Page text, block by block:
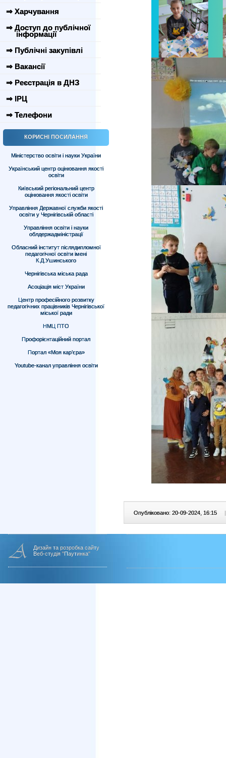
⇒ Харчування
⇒ Доступ до публічної
інформації
⇒ Публічні закупівлі
⇒ Вакансії
⇒ Реєстрація в ДНЗ
⇒ ІРЦ
⇒ Телефони
КОРИСНІ ПОСИЛАННЯ
Міністерство освіти і науки України
Український центр оцінювання якості
освіти
Київський регіональний центр
оцінювання якості освіти
Управління Державної служби якості
освіти у Чернігівській області
Управління освіти і науки
облдержадміністрації
Обласний інститут післядипломної
педагогічної освіти імені
К.Д.Ушинського
Чернігівська міська рада
Асоціація міст України
Центр професійного розвитку
педагогічних працівників Чернігівської
міської ради
НМЦ ПТО
Профорієнтаційний портал
Портал «Моя кар’єра»
Youtube-канал управління освіти
Опубліковано: 20-09-2024, 16:15 |
Дизайн та розробка сайту
Веб-студія "Паутинка"